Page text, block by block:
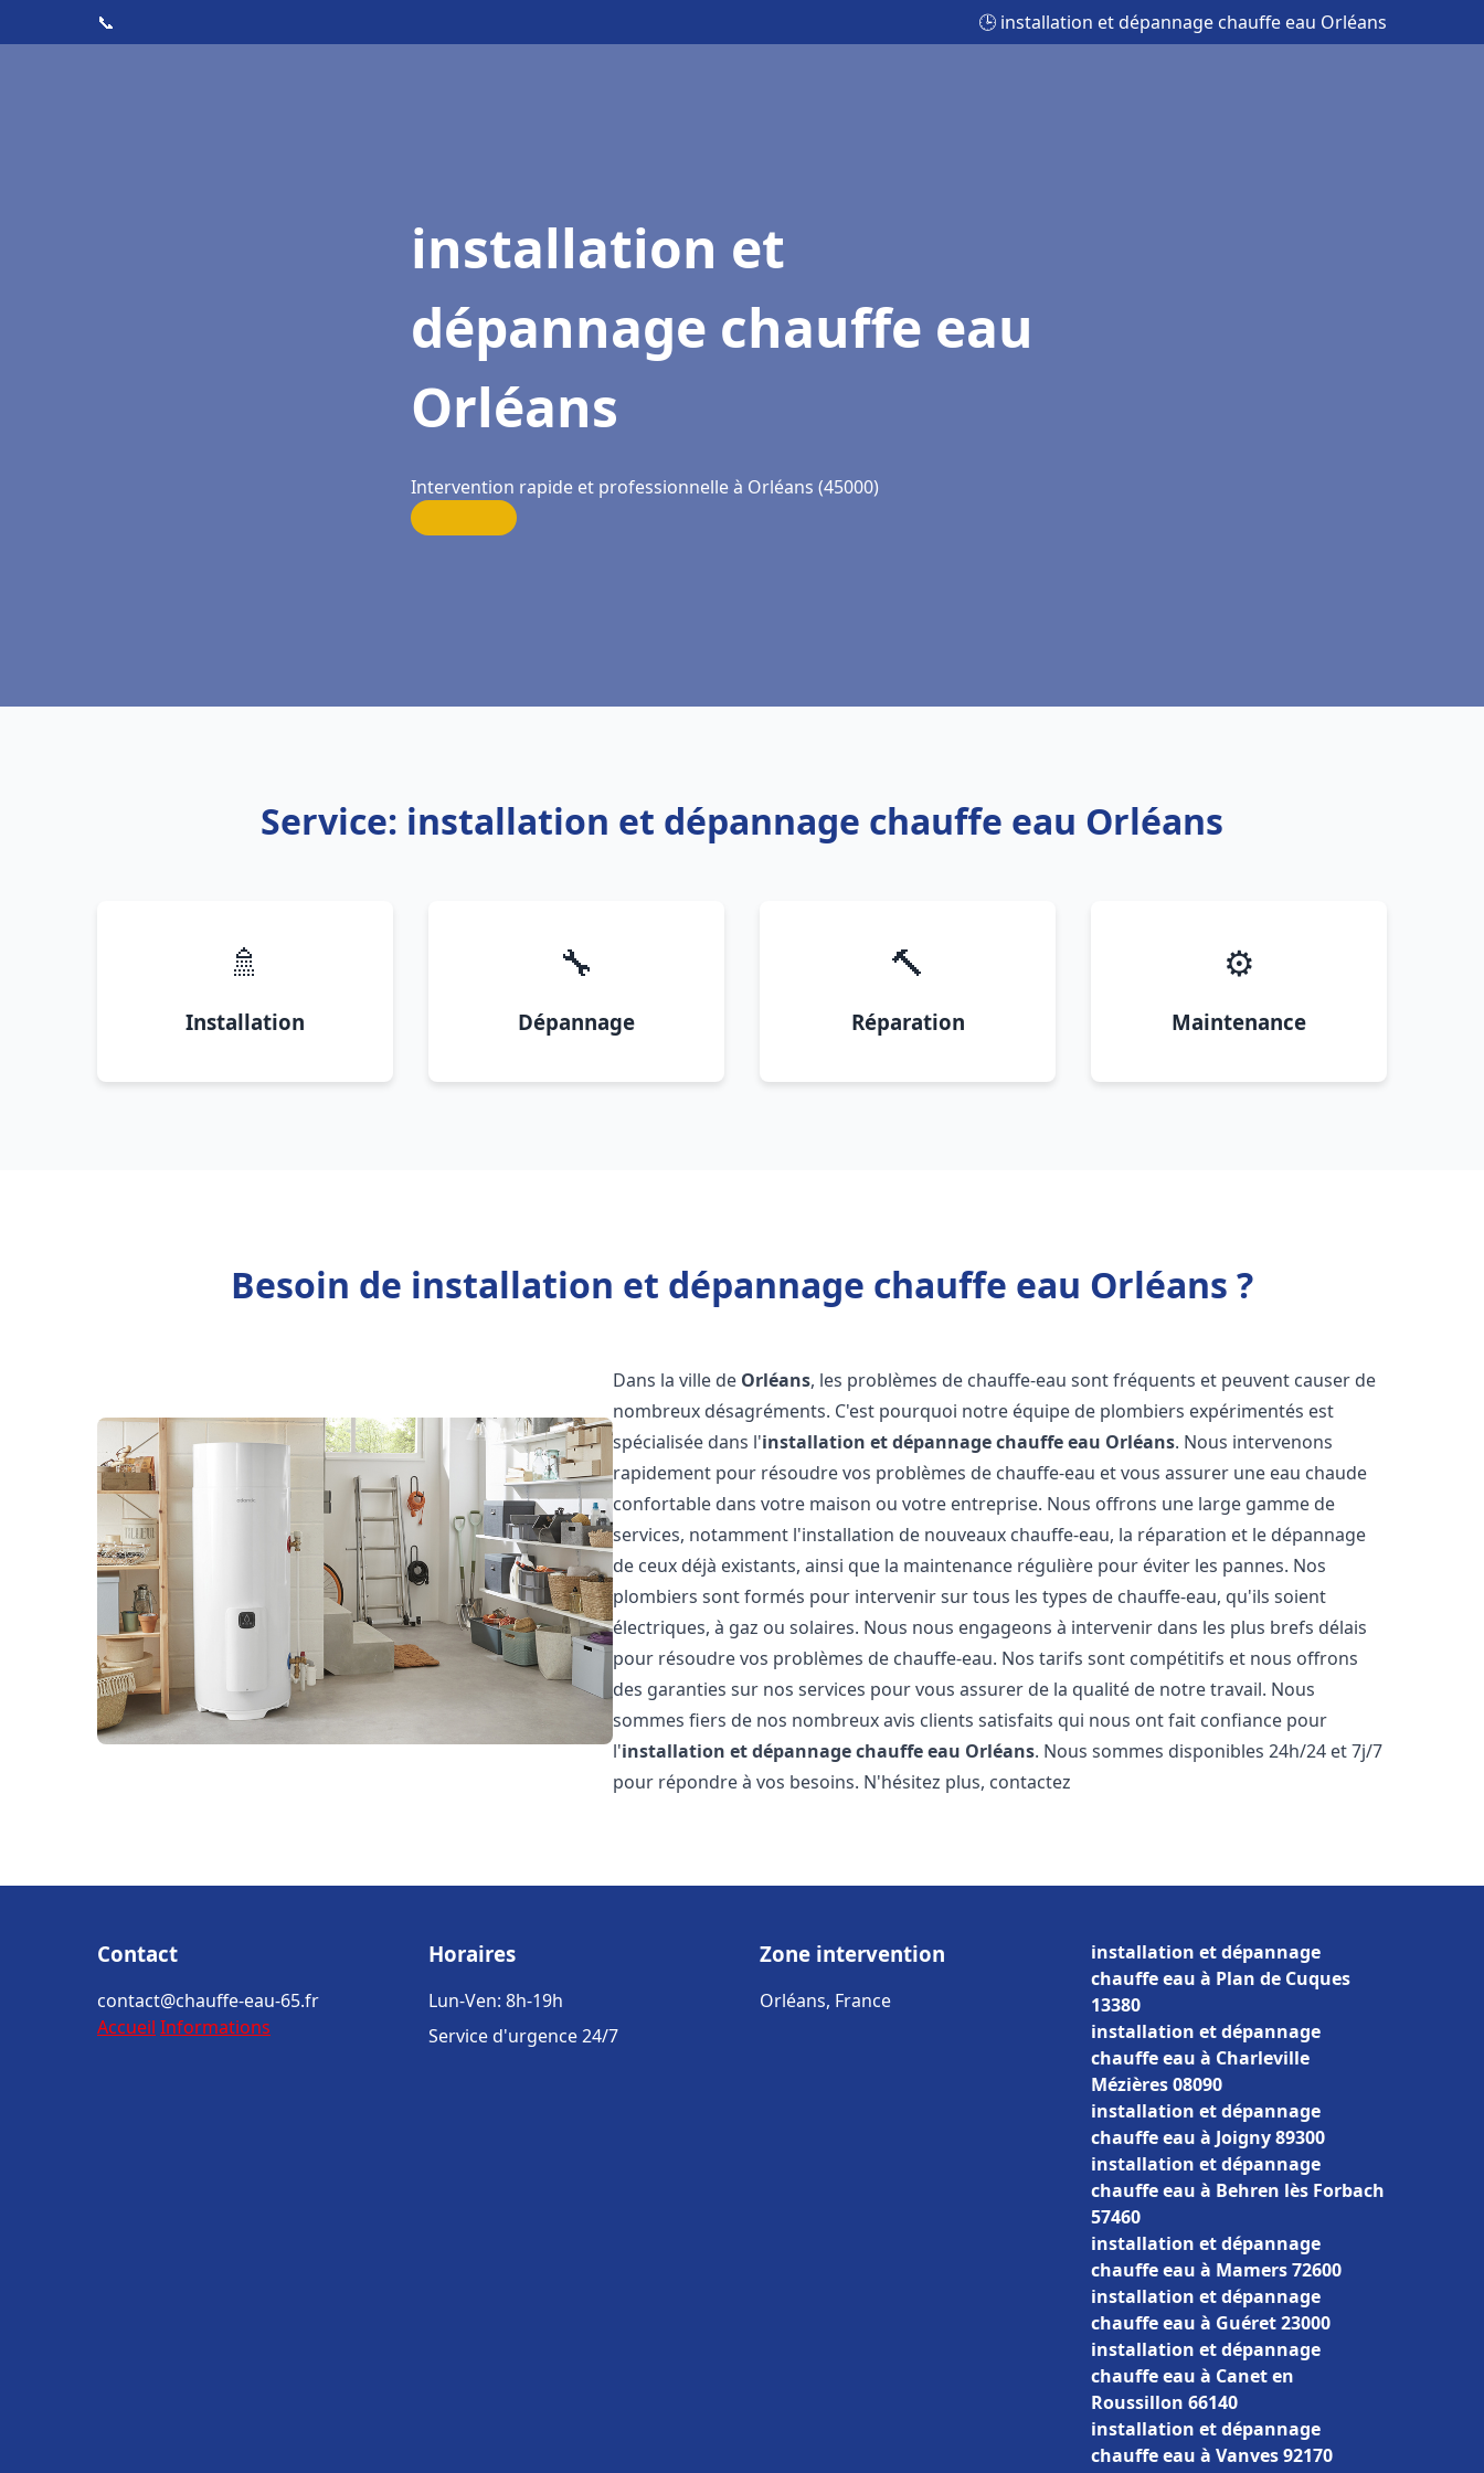
📞 🕒 installation et dépannage chauffe eau Orléans
installation et
dépannage chauffe eau
Orléans
Intervention rapide et professionnelle à Orléans (45000)
Service: installation et dépannage chauffe eau Orléans
🚿
Installation
🔧
Dépannage
🔨
Réparation
⚙️
Maintenance
Besoin de installation et dépannage chauffe eau Orléans ?
Dans la ville de Orléans, les problèmes de chauffe-eau sont fréquents et peuvent causer de
nombreux désagréments. C'est pourquoi notre équipe de plombiers expérimentés est
spécialisée dans l'installation et dépannage chauffe eau Orléans. Nous intervenons
rapidement pour résoudre vos problèmes de chauffe-eau et vous assurer une eau chaude
confortable dans votre maison ou votre entreprise. Nous offrons une large gamme de
services, notamment l'installation de nouveaux chauffe-eau, la réparation et le dépannage
de ceux déjà existants, ainsi que la maintenance régulière pour éviter les pannes. Nos
plombiers sont formés pour intervenir sur tous les types de chauffe-eau, qu'ils soient
électriques, à gaz ou solaires. Nous nous engageons à intervenir dans les plus brefs délais
pour résoudre vos problèmes de chauffe-eau. Nos tarifs sont compétitifs et nous offrons
des garanties sur nos services pour vous assurer de la qualité de notre travail. Nous
sommes fiers de nos nombreux avis clients satisfaits qui nous ont fait confiance pour
l'installation et dépannage chauffe eau Orléans. Nous sommes disponibles 24h/24 et 7j/7
pour répondre à vos besoins. N'hésitez plus, contactez
Contact
contact@chauffe-eau-65.fr
Accueil Informations
Horaires
Lun-Ven: 8h-19h
Service d'urgence 24/7
Zone intervention
Orléans, France
installation et dépannage
chauffe eau à Plan de Cuques
13380
installation et dépannage
chauffe eau à Charleville
Mézières 08090
installation et dépannage
chauffe eau à Joigny 89300
installation et dépannage
chauffe eau à Behren lès Forbach
57460
installation et dépannage
chauffe eau à Mamers 72600
installation et dépannage
chauffe eau à Guéret 23000
installation et dépannage
chauffe eau à Canet en
Roussillon 66140
installation et dépannage
chauffe eau à Vanves 92170